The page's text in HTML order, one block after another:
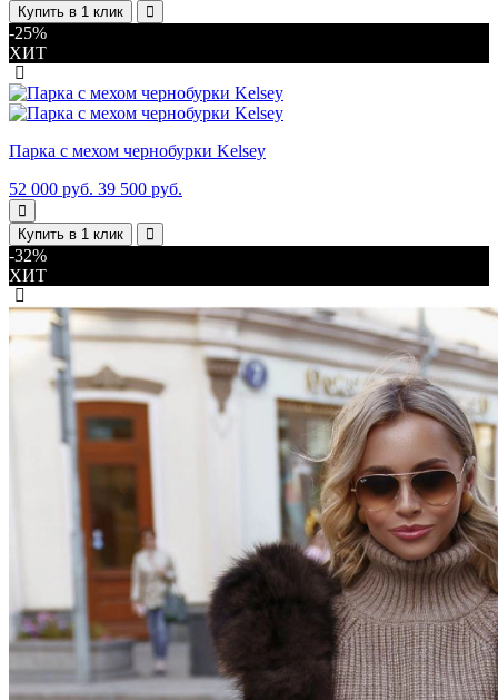
Купить в 1 клик
-25%
ХИТ
Парка с мехом чернобурки Kelsey
52 000 руб. 39 500 руб.
Купить в 1 клик
-32%
ХИТ